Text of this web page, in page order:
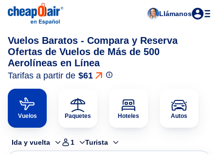
Llámanos
Vuelos Baratos - Compara y Reserva
Ofertas de Vuelos de Más de 500
Aerolíneas en Línea
Tarifas a partir de $61
Vuelos Paquetes Hoteles Autos
Ida y vuelta 1 Turista